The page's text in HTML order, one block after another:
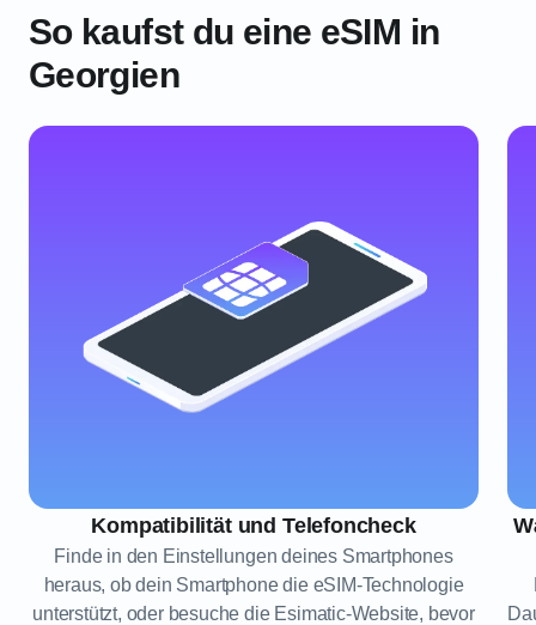
So kaufst du eine eSIM in
Georgien
Kompatibilität und Telefoncheck
Finde in den Einstellungen deines Smartphones
heraus, ob dein Smartphone die eSIM-Technologie
unterstützt, oder besuche die Esimatic-Website, bevor